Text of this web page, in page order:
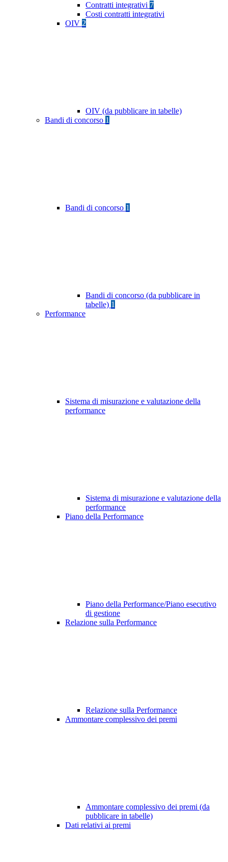
Contratti integrativi 7
Costi contratti integrativi
OIV 2
OIV (da pubblicare in tabelle)
Bandi di concorso 1
Bandi di concorso 1
Bandi di concorso (da pubblicare in
tabelle) 1
Performance
Sistema di misurazione e valutazione della
performance
Sistema di misurazione e valutazione della
performance
Piano della Performance
Piano della Performance/Piano esecutivo
di gestione
Relazione sulla Performance
Relazione sulla Performance
Ammontare complessivo dei premi
Ammontare complessivo dei premi (da
pubblicare in tabelle)
Dati relativi ai premi